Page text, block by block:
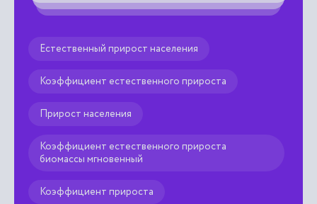
Естественный прирост населения
Коэффициент естественного прироста
Прирост населения
Коэффициент естественного прироста
биомассы мгновенный
Коэффициент прироста